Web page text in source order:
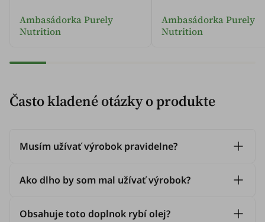
Ambasádorka Purely
Nutrition
Ambasádorka Purely
Nutrition
Často kladené otázky o produkte
Musím užívať výrobok pravidelne?
Ako dlho by som mal užívať výrobok?
Obsahuje toto doplnok rybí olej?